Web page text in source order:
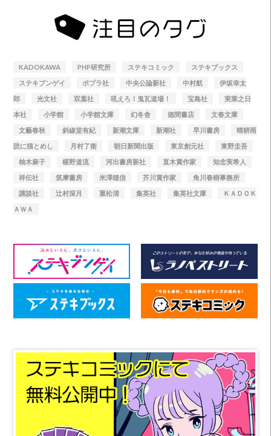
KADOKAWA PHP研究所 ステキコミック
ステキブックス
ステキブンゲイ
ポプラ社 中央公論新社 中村航
伊坂幸太
郎
光文社 双葉社 吼えろ！鬼瓦道場！ 宝島社
実業之日
本社
小学館 小学館文庫 幻冬舎 徳間書店
文春文庫
文藝春秋
斜線堂有紀 新潮文庫 新潮社 早川書房
晴耕雨
読に猫とめし
月村了衛 朝日新聞出版 東京創元社
東野圭吾
柚木麻子
椹野道流 河出書房新社 直木賞作家
知念実希人
祥伝社
筑摩書房 米澤穂信 芥川賞作家
角川春樹事務所
講談社
辻村深月 重松清 集英社 集英社文庫
ＫＡＤＯＫ
ＡＷＡ